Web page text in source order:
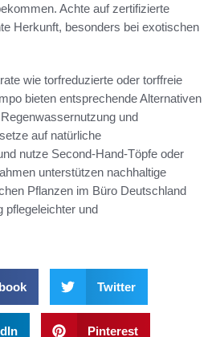
Achte auf zertifizierte
Herkunft, besonders bei exotischen
wie torfreduzierte oder torffreie
bieten entsprechende Alternativen
und
auf natürliche
nutze Second‑Hand-Töpfe oder
unterstützen nachhaltige
Pflanzen im Büro Deutschland
pflegeleichter und
Twitter
Pinterest